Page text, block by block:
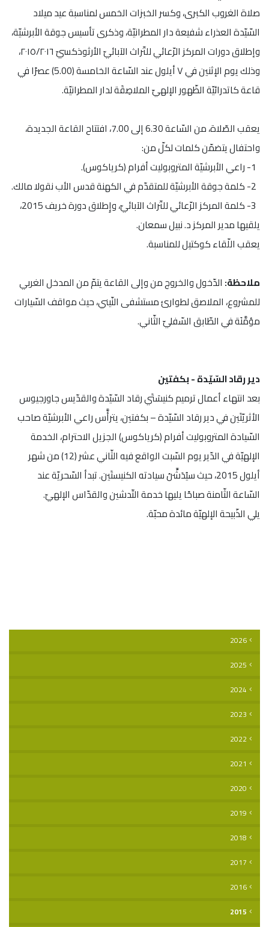
صلاة الغروب الكبرى، وكسر الخبزات الخمس لمناسبة عيد ميلاد
السّيّدة العذراء شفيعة دار المطرانيّة، وذكرى تأسيس جوقة الأبرشيّة،
وإطلاق دورات المركز الرّعائي للتّراث الآبائيّ الأرثوذكسيّ ٢٠١٥/٢٠١٦،
وذلك يوم الإثنين في ٧ أيلول عند السّاعة الخامسة (5.00) عصرًا في
قاعة كاتدرائيّة الظّهور الإلهيّ الملاصِقَة لدار المطرانيّة.
يعقب الصّلاة، من السّاعة 6.30 إلى 7.00، افتتاح القاعة الجديدة،
واحتفال يتضمّن كلمات لكلّ من:
3- كلمة المركز الرّعائي للتّراث الآبائيّ، وإِطلاق دورة خريف 2015،
يلقيها مدير المركز د. نبيل سمعان.
يعقب اللّقاء كوكتيل للمناسبة.
ملاحظة: الدّخول والخروج من وإلى القاعة يتمّ من المدخل الغربي
للمشروع، الملاصق لطوارئ مستشفى النّيني، حيث مواقف السّيارات
مؤمَّنَة في الطّابق السّفليّ الثّاني.
دير رقاد السّيّدة - بكفتين
بعد انتهاء أعمال ترميم كنيسَتَي رقاد السّيّدة والقدّيس جاورجيوس
الأثريّتَين في دير رقاد السّيّدة – بكفتين، يترأَّس راعي الأبرشيّة صاحب
السّيادة المتروبوليت أفرام (كرياكوس) الجزيل الاحترام، الخدمة
الإلهيّة في الدّير يوم السّبت الواقع فيه الثّاني عشر (12) من شهر
أيلول 2015، حيث سيُدَشِّنُ سيادته الكنيستَين. تبدأ السّحريّة عند
السّاعة الثّامنة صباحًا يليها خدمة التّدشين والقدّاس الإلهيّ.
يلي الذّبيحة الإلهيّة مائدة محبّة.
2026
2025
2024
2023
2022
2021
2020
2019
2018
2017
2016
2015